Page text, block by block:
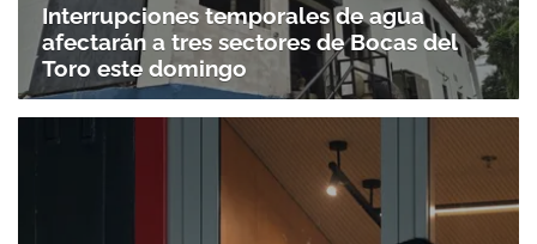
ACEPTAR
Interrupciones temporales de agua
afectarán a tres sectores de Bocas del
Toro este domingo